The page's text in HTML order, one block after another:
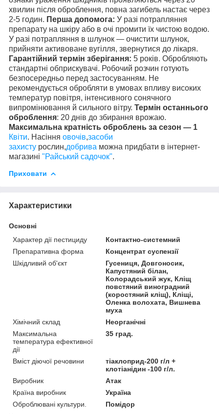
хвилин після оброблення, повна загибель настає через
2-5 годин. Перша допомога: У разі потрапляння
препарату на шкіру або в очі промити їх чистою водою.
У разі потрапляння в шлунок — очистити шлунок,
прийняти активоване вугілля, звернутися до лікаря.
Гарантійний термін зберігання: 5 років. Обробляють
стандартні обприскувачі. Робочий розчин готують
безпосередньо перед застосуванням. Не
рекомендується обробляти в умовах впливу високих
температур повітря, інтенсивного сонячного
випромінювання й сильного вітру. Термін останнього
оброблення: 20 днів до збирання врожаю.
Максимальна кратність оброблень за сезон — 1
Квіти. Насіння овочів,засоби
захисту рослин,добрива можна придбати в інтернет-
магазині "Райський садочок".
Приховати
Характеристики
Основні
Характер дії пестициду
Контактно-системний
Препаративна форма
Концентрат суспензії
Шкідливий об'єкт
Гусениця, Довгоносик,
Капустяний білан,
Колорадський жук, Кліщ
повстяний виноградний
(коростяний кліщ), Кліщі,
Оленка волохата, Вишнева
муха
Хімічний склад
Неорганічні
Максимальна
температура ефективної
дії
35 град.
Вміст діючої речовини
тіаклоприд-200 г/л +
клотіанідин -100 г/л.
Виробник
Атак
Країна виробник
Україна
Оброблювані культури.
Помідор